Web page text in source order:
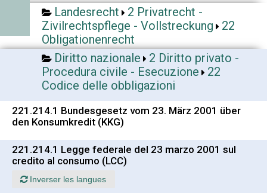
Landesrecht
2 Privatrecht -
Zivilrechtspflege - Vollstreckung
22
Obligationenrecht
Diritto nazionale
2 Diritto privato -
Procedura civile - Esecuzione
22
Codice delle obbligazioni
221.214.1 Bundesgesetz vom 23. März 2001 über
den Konsumkredit (KKG)
221.214.1 Legge federale del 23 marzo 2001 sul
credito al consumo (LCC)
Inverser les langues